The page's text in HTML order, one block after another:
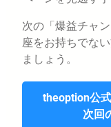
次の「爆益チャ
座をお持ちでな
ましょう。
theoption公
次回